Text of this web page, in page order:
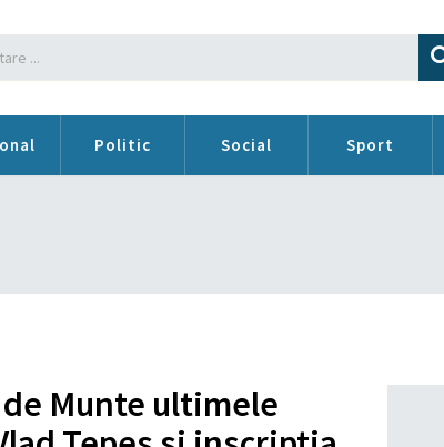
Politic Social Sport
Munte ultimele